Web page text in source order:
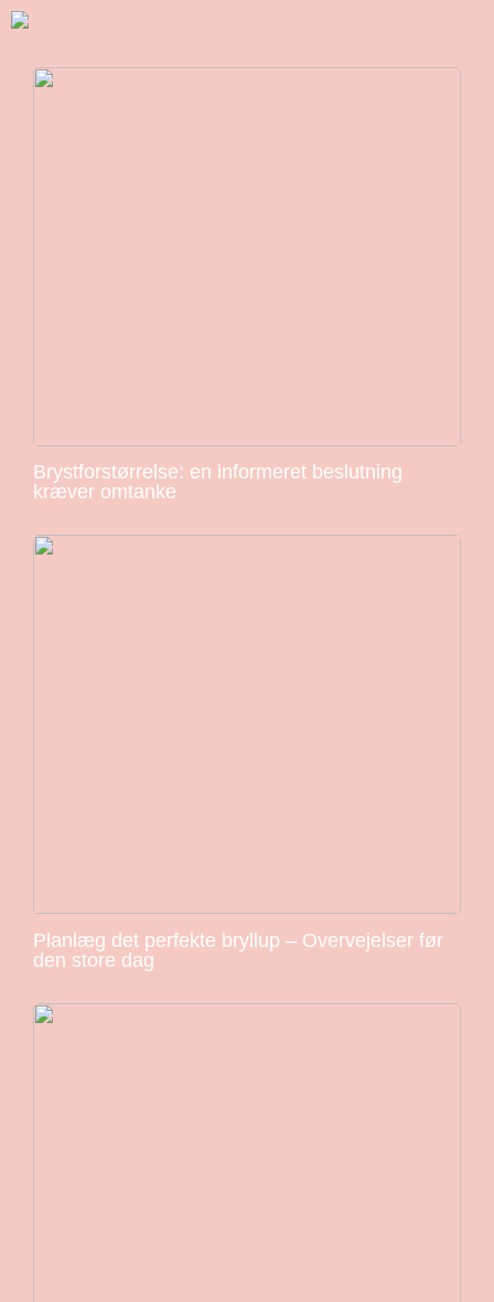
Brystforstørrelse: en informeret beslutning
kræver omtanke
Planlæg det perfekte bryllup – Overvejelser før
den store dag